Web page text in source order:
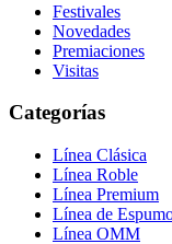
Festivales
Novedades
Premiaciones
Visitas
Categorías
Línea Clásica
Línea Roble
Línea Premium
Línea de
Línea OMM